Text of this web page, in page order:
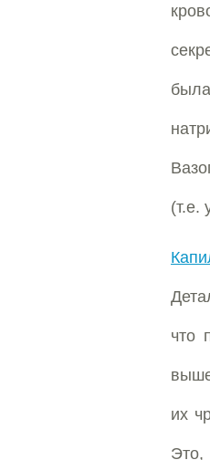
(т.е.
что
их